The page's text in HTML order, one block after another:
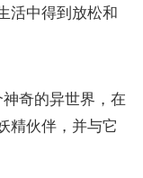
活中得到放松和
奇的异世界，在
精伙伴，并与它